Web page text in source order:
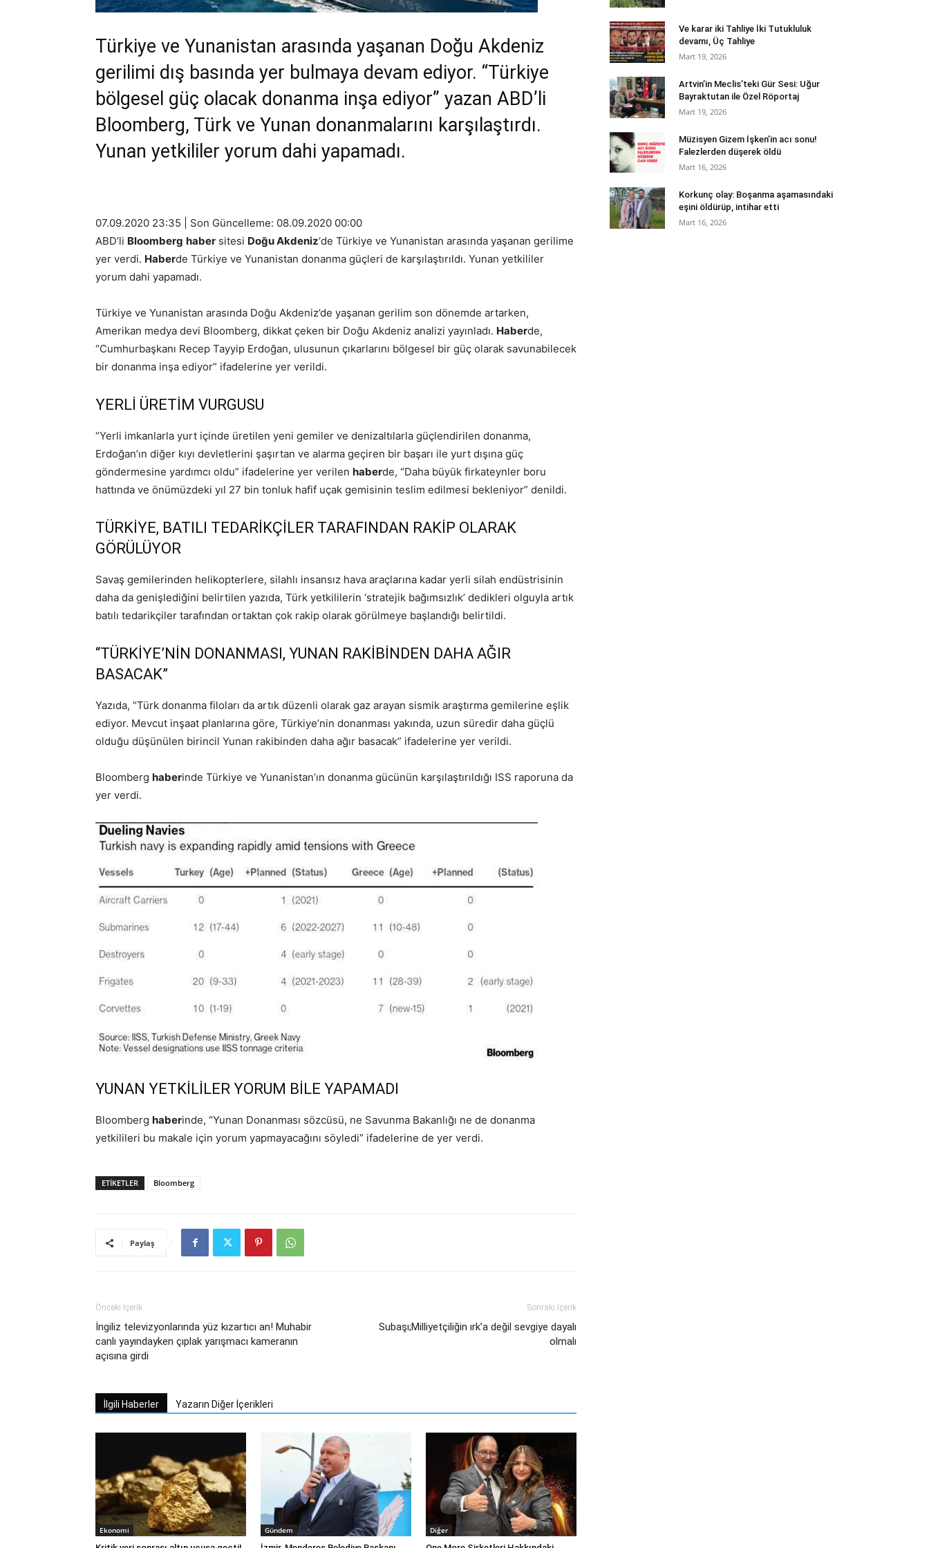
Türkiye ve Yunanistan arasında yaşanan Doğu Akdeniz
gerilimi dış basında yer bulmaya devam ediyor. “Türkiye
bölgesel güç olacak donanma inşa ediyor” yazan ABD’li
Bloomberg, Türk ve Yunan donanmalarını karşılaştırdı.
Yunan yetkililer yorum dahi yapamadı.
07.09.2020 23:35 | Son Güncelleme: 08.09.2020 00:00
ABD’li Bloomberg haber sitesi Doğu Akdeniz‘de Türkiye ve Yunanistan arasında yaşanan gerilime
yer verdi. Haberde Türkiye ve Yunanistan donanma güçleri de karşılaştırıldı. Yunan yetkililer
yorum dahi yapamadı.
Türkiye ve Yunanistan arasında Doğu Akdeniz’de yaşanan gerilim son dönemde artarken,
Amerikan medya devi Bloomberg, dikkat çeken bir Doğu Akdeniz analizi yayınladı. Haberde,
“Cumhurbaşkanı Recep Tayyip Erdoğan, ulusunun çıkarlarını bölgesel bir güç olarak savunabilecek
bir donanma inşa ediyor” ifadelerine yer verildi.
YERLİ ÜRETİM VURGUSU
“Yerli imkanlarla yurt içinde üretilen yeni gemiler ve denizaltılarla güçlendirilen donanma,
Erdoğan’ın diğer kıyı devletlerini şaşırtan ve alarma geçiren bir başarı ile yurt dışına güç
göndermesine yardımcı oldu” ifadelerine yer verilen haberde, “Daha büyük firkateynler boru
hattında ve önümüzdeki yıl 27 bin tonluk hafif uçak gemisinin teslim edilmesi bekleniyor” denildi.
TÜRKİYE, BATILI TEDARİKÇİLER TARAFINDAN RAKİP OLARAK
GÖRÜLÜYOR
Savaş gemilerinden helikopterlere, silahlı insansız hava araçlarına kadar yerli silah endüstrisinin
daha da genişlediğini belirtilen yazıda, Türk yetkililerin ‘stratejik bağımsızlık’ dedikleri olguyla artık
batılı tedarikçiler tarafından ortaktan çok rakip olarak görülmeye başlandığı belirtildi.
“TÜRKİYE’NİN DONANMASI, YUNAN RAKİBİNDEN DAHA AĞIR
BASACAK”
Yazıda, “Türk donanma filoları da artık düzenli olarak gaz arayan sismik araştırma gemilerine eşlik
ediyor. Mevcut inşaat planlarına göre, Türkiye’nin donanması yakında, uzun süredir daha güçlü
olduğu düşünülen birincil Yunan rakibinden daha ağır basacak” ifadelerine yer verildi.
Bloomberg haberinde Türkiye ve Yunanistan’ın donanma gücünün karşılaştırıldığı ISS raporuna da
yer verdi.
YUNAN YETKİLİLER YORUM BİLE YAPAMADI
Bloomberg haberinde, “Yunan Donanması sözcüsü, ne Savunma Bakanlığı ne de donanma
yetkilileri bu makale için yorum yapmayacağını söyledi” ifadelerine de yer verdi.
ETIKETLER Bloomberg
Paylaş
Önceki İçerik
İngiliz televizyonlarında yüz kızartıcı an! Muhabir
canlı yayındayken çıplak yarışmacı kameranın
açısına girdi
Sonraki İçerik
Subaşı;Milliyetçiliğin ırk’a değil sevgiye dayalı
olmalı
İlgili Haberler Yazarın Diğer İçerikleri
Ekonomi Gündem Diğer
Ve karar iki Tahliye İki Tutukluluk
devamı, Üç Tahliye
Mart 19, 2026
Artvin’in Meclis’teki Gür Sesi: Uğur
Bayraktutan ile Özel Röportaj
Mart 19, 2026
Müzisyen Gizem İşken’in acı sonu!
Falezlerden düşerek öldü
Mart 16, 2026
Korkunç olay: Boşanma aşamasındaki
eşini öldürüp, intihar etti
Mart 16, 2026